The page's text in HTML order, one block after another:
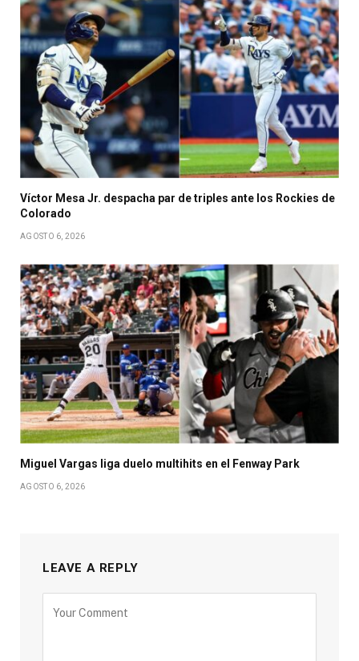
Víctor Mesa Jr. despacha par de triples ante los Rockies de
Colorado
AGOSTO 6, 2026
Miguel Vargas liga duelo multihits en el Fenway Park
AGOSTO 6, 2026
LEAVE A REPLY